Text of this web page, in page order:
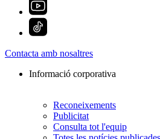
Contacta amb nosaltres
Informació corporativa
Reconeixements
Publicitat
Consulta tot l'equip